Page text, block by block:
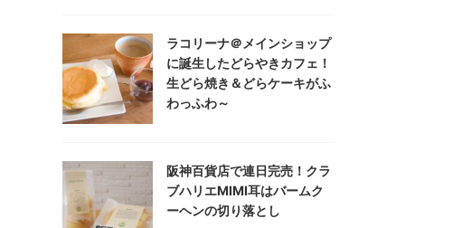
ラコリーナ＠メインショップ
に誕生したどらやきカフェ！
生どら焼き＆どらケーキがふ
わっふわ～
阪神百貨店で連日完売！クラ
ブハリエMIMI耳はバームク
ーヘンの切り落とし